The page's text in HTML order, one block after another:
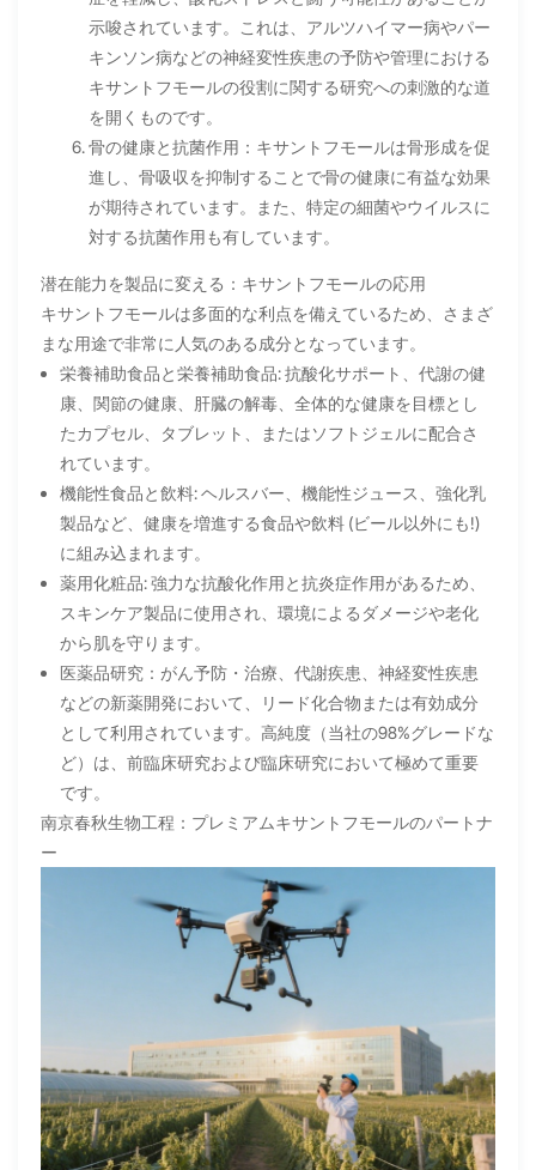
示唆されています。これは、アルツハイマー病やパー
キンソン病などの神経変性疾患の予防や管理における
キサントフモールの役割に関する研究への刺激的な道
を開くものです。
骨の健康と抗菌作用：キサントフモールは骨形成を促
進し、骨吸収を抑制することで骨の健康に有益な効果
が期待されています。また、特定の細菌やウイルスに
対する抗菌作用も有しています。
潜在能力を製品に変える：キサントフモールの応用
キサントフモールは多面的な利点を備えているため、さまざ
まな用途で非常に人気のある成分となっています。
栄養補助食品と栄養補助食品: 抗酸化サポート、代謝の健
康、関節の健康、肝臓の解毒、全体的な健康を目標とし
たカプセル、タブレット、またはソフトジェルに配合さ
れています。
機能性食品と飲料: ヘルスバー、機能性ジュース、強化乳
製品など、健康を増進する食品や飲料 (ビール以外にも!)
に組み込まれます。
薬用化粧品: 強力な抗酸化作用と抗炎症作用があるため、
スキンケア製品に使用され、環境によるダメージや老化
から肌を守ります。
医薬品研究：がん予防・治療、代謝疾患、神経変性疾患
などの新薬開発において、リード化合物または有効成分
として利用されています。高純度（当社の98%グレードな
ど）は、前臨床研究および臨床研究において極めて重要
です。
南京春秋生物工程：プレミアムキサントフモールのパートナ
ー